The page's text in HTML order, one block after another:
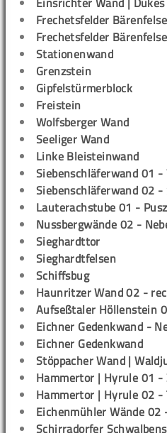
Frechetsfelder
Frechetsfelder
Stationenwand
Grenzstein
Gipfelstürmerblock
Freistein
Wolfsberger Wand
Seeliger Wand
Linke Bleisteinwand
Siebenschläferwand 01 -
Siebenschläferwand 02
Lauterachstube 01 -
Nussbergwände 02 -
Sieghardttor
Sieghardtfelsen
Schiffsbug
Haunritzer Wand 02 -
Aufseßtaler Höllenstein
Eichner Gedenkwand -
Eichner Gedenkwand
Stöppacher Wand |
Hammertor | Hyrule 01
Hammertor | Hyrule 02 -
Eichenmühler Wände 02
Schirradorfer